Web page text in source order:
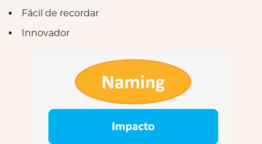
Fácil de recordar
Innovador